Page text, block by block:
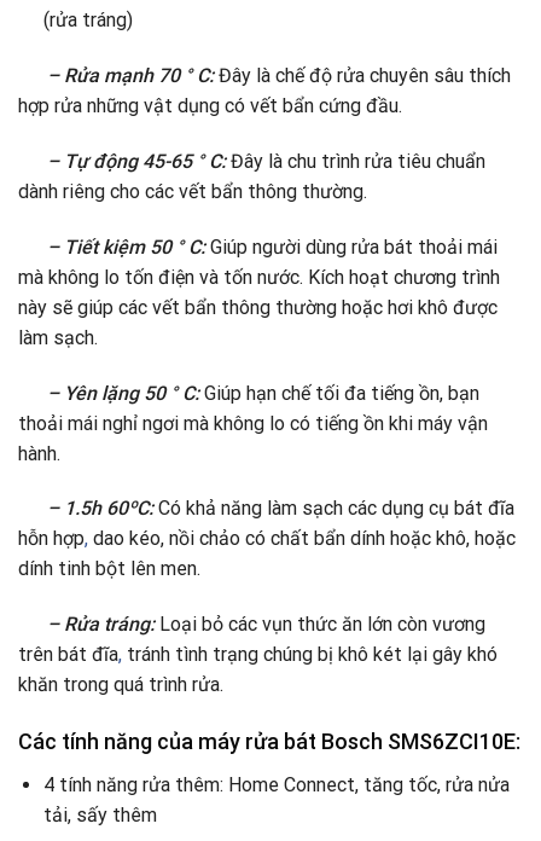
(rửa tráng)
– Rửa mạnh 70 ° C:Đây là chế độ rửa chuyên sâu thích
hợp rửa những vật dụng có vết bẩn cứng đầu.
– Tự động 45-65 ° C:Đây là chu trình rửa tiêu chuẩn
dành riêng cho các vết bẩn thông thường.
– Tiết kiệm 50 ° C:Giúp người dùng rửa bát thoải mái
mà không lo tốn điện và tốn nước. Kích hoạt chương trình
này sẽ giúp các vết bẩn thông thường hoặc hơi khô được
làm sạch.
– Yên lặng 50 ° C:Giúp hạn chế tối đa tiếng ồn, bạn
thoải mái nghỉ ngơi mà không lo có tiếng ồn khi máy vận
hành.
– 1.5h 60ºC:Có khả năng làm sạch các dụng cụ bát đĩa
hỗn hợp, dao kéo, nồi chảo có chất bẩn dính hoặc khô, hoặc
dính tinh bột lên men.
– Rửa tráng:Loại bỏ các vụn thức ăn lớn còn vương
trên bát đĩa, tránh tình trạng chúng bị khô két lại gây khó
khăn trong quá trình rửa.
Các tính năng của máy rửa bát Bosch SMS6ZCI10E:
4 tính năng rửa thêm: Home Connect, tăng tốc, rửa nửa
tải, sấy thêm